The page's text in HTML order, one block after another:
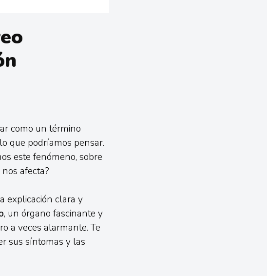
como un término
que podríamos pensar.
este fenómeno, sobre
afecta?
explicación clara y
, un órgano fascinante y
a veces alarmante. Te
sus síntomas y las